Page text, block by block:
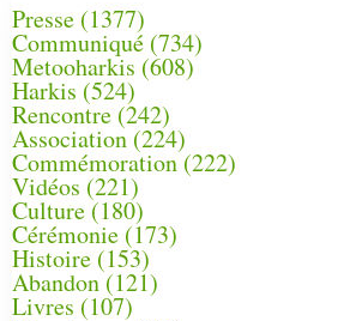
Presse (1377)
Communiqué (734)
Metooharkis (608)
Harkis (524)
Rencontre (242)
Association (224)
Commémoration(222)
Vidéos (221)
Culture(180)
Cérémonie (173)
Histoire (153)
Abandon(121)
Livres (107)